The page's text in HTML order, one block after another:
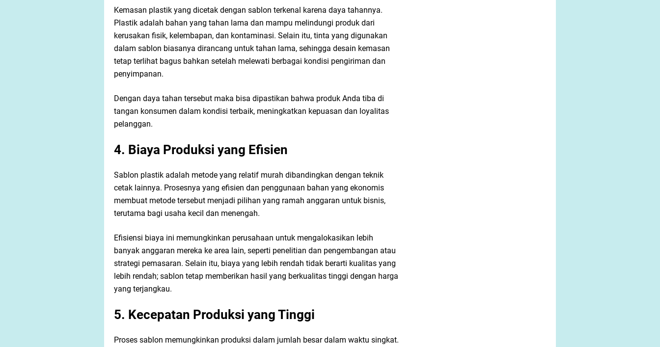
Kemasan plastik yang dicetak dengan sablon terkenal karena daya tahannya.
Plastik adalah bahan yang tahan lama dan mampu melindungi produk dari
kerusakan fisik, kelembapan, dan kontaminasi. Selain itu, tinta yang digunakan
dalam sablon biasanya dirancang untuk tahan lama, sehingga desain kemasan
tetap terlihat bagus bahkan setelah melewati berbagai kondisi pengiriman dan
penyimpanan.
Dengan daya tahan tersebut maka bisa dipastikan bahwa produk Anda tiba di
tangan konsumen dalam kondisi terbaik, meningkatkan kepuasan dan loyalitas
pelanggan.
4. Biaya Produksi yang Efisien
Sablon plastik adalah metode yang relatif murah dibandingkan dengan teknik
cetak lainnya. Prosesnya yang efisien dan penggunaan bahan yang ekonomis
membuat metode tersebut menjadi pilihan yang ramah anggaran untuk bisnis,
terutama bagi usaha kecil dan menengah.
Efisiensi biaya ini memungkinkan perusahaan untuk mengalokasikan lebih
banyak anggaran mereka ke area lain, seperti penelitian dan pengembangan atau
strategi pemasaran. Selain itu, biaya yang lebih rendah tidak berarti kualitas yang
lebih rendah; sablon tetap memberikan hasil yang berkualitas tinggi dengan harga
yang terjangkau.
5. Kecepatan Produksi yang Tinggi
Proses sablon memungkinkan produksi dalam jumlah besar dalam waktu singkat.